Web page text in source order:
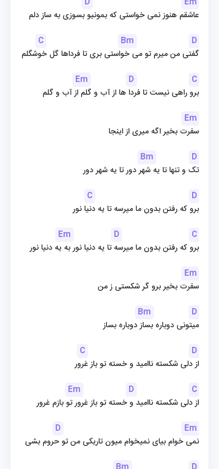
عاشقم هنوز نمی خواستی که بمونیو بسوزی به ساز دلم
C
Bm
D
گفتی من میرم تو می خواستی بری تا فرداها گل خوشگلم
Em
D
C
برو راهی نیست تا فردا ها از آب و گلم از آب و گلم
Em
سفرت بخیر اگه میری از اینجا
Bm
D
تک و تنها تا یه شهر دور تا یه شهر دور
C
D
برو که رفتن بدون ما میرسه تا یه دنیا نور
Em
D
C
برو که رفتن بدون ما میرسه تا یه دنیا نور به یه دنیا نور
Em
سفرت بخیر برو گر شکستی ز من
Bm
D
میتونی دوباره بساز دوباره بساز
C
D
از دلی شکسته ناامید و خسته تو باز غرور
Em
D
C
از دلی شکسته ناامید و خسته تو باز غرور تو بازم غرور
D
Em
نمی خوام بیای نمیخوام میون تاریکی من تو حروم بشی